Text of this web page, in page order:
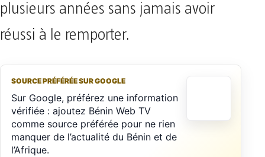
plusieurs années sans jamais avoir
réussi à le remporter.
SOURCE PRÉFÉRÉE SUR GOOGLE
Sur Google, préférez une information
vérifiée : ajoutez Bénin Web TV
comme source préférée pour ne rien
manquer de l’actualité du Bénin et de
l’Afrique.